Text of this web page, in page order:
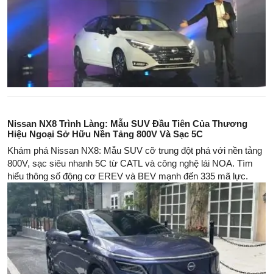
Nissan NX8 Trình Làng: Mẫu SUV Đầu Tiên Của Thương
Hiệu Ngoại Sở Hữu Nền Tảng 800V Và Sạc 5C
Khám phá Nissan NX8: Mẫu SUV cỡ trung đột phá với nền tảng
800V, sạc siêu nhanh 5C từ CATL và công nghệ lái NOA. Tìm
hiểu thông số động cơ EREV và BEV mạnh đến 335 mã lực.